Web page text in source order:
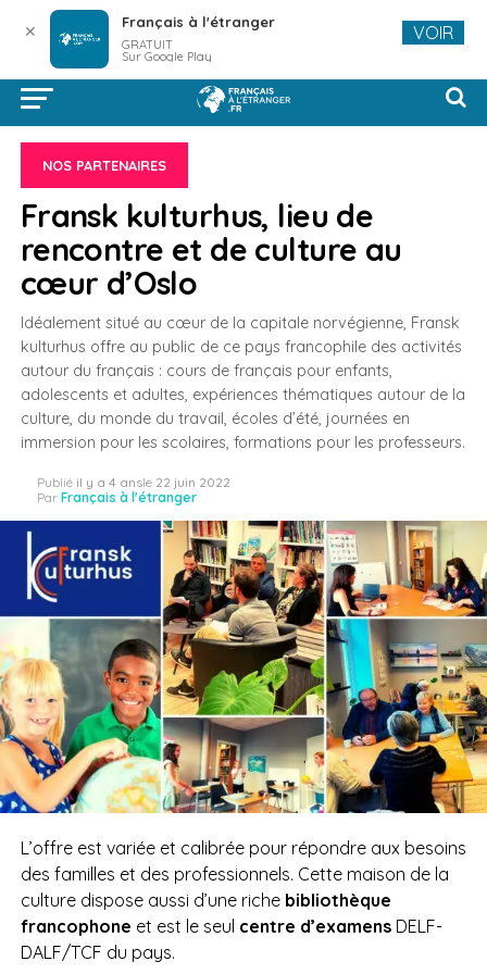
NOS PARTENAIRES
Fransk kulturhus, lieu de
rencontre et de culture au
cœur d’Oslo
Idéalement situé au cœur de la capitale norvégienne, Fransk
kulturhus offre au public de ce pays francophile des activités
autour du français : cours de français pour enfants,
adolescents et adultes, expériences thématiques autour de la
culture, du monde du travail, écoles d’été, journées en
immersion pour les scolaires, formations pour les professeurs.
Publié il y a 4 ansle 22 juin 2022
Par Français à l'étranger
L’offre est variée et calibrée pour répondre aux besoins
des familles et des professionnels. Cette maison de la
culture dispose aussi d’une riche bibliothèque
francophone et est le seul centre d’examensDELF-
DALF/TCF du pays.
✕ Français à l'étranger
GRATUIT
Sur Google Play
VOIR